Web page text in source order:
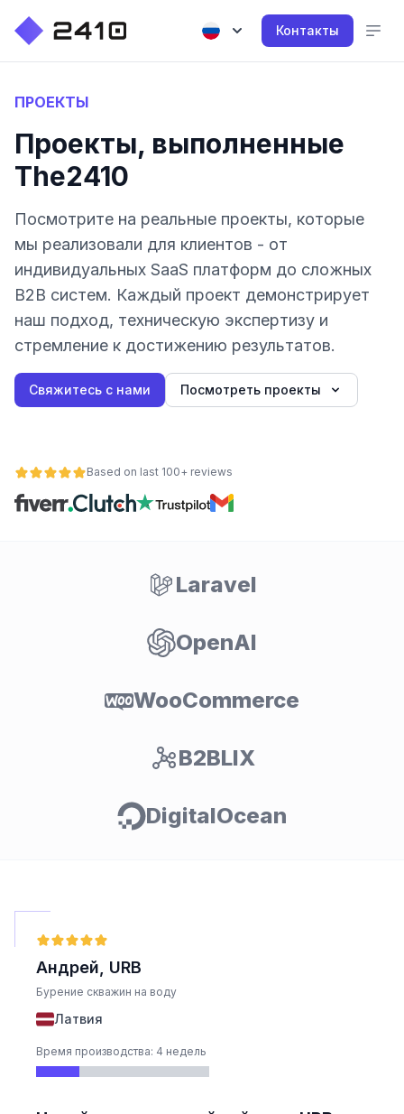
Контакты
ПРОЕКТЫ
Проекты, выполненные
The2410
Посмотрите на реальные проекты, которые
мы реализовали для клиентов - от
индивидуальных SaaS платформ до сложных
B2B систем. Каждый проект демонстрирует
наш подход, техническую экспертизу и
стремление к достижению результатов.
Свяжитесь с нами Посмотреть проекты
Based on last 100+ reviews
Laravel
OpenAI
WooCommerce
B2BLIX
DigitalOcean
Андрей, URB
Бурение скважин на воду
Латвия
Время производства: 4 недель